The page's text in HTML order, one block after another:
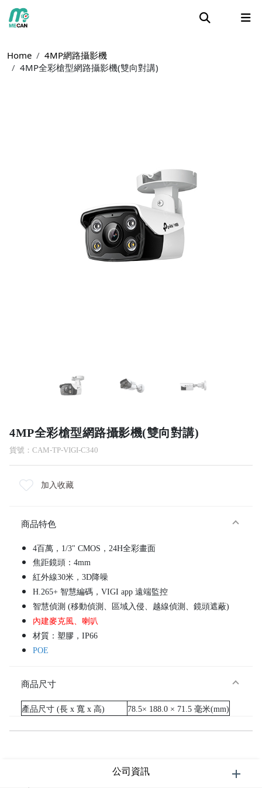
Home
4MP網路攝影機
4MP全彩槍型網路攝影機(雙向對講)
4MP全彩槍型網路攝影機(雙向對講)
貨號：CAM-TP-VIGI-C340
加入收藏
商品特色
4百萬，1/3" CMOS，24H全彩畫面
焦距鏡頭：4mm
紅外線30米，3D降噪
H.265+ 智慧編碼，VIGI app 遠端監控
智慧偵測 (移動偵測、區域入侵、越線偵測、鏡頭遮蔽)
內建麥克風、喇叭
材質：塑膠，IP66
POE
商品尺寸
產品尺寸 (長 x 寬 x 高) 78.5× 188.0 × 71.5 毫米(mm)
公司資訊